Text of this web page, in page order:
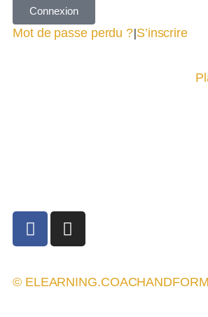
Connexion
Mot de passe perdu ?|S’inscrire
©